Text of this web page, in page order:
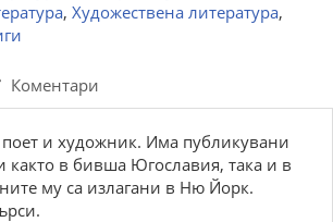
, Художествена литература,
Коментари
поет и художник. Има публикувани
както в бивша Югославия, така и в
му са излагани в Ню Йорк.